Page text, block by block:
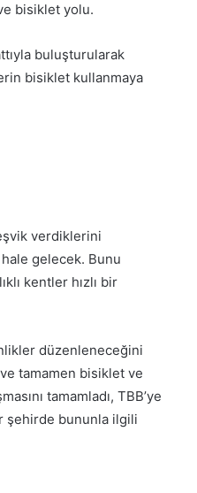
bisiklet yolu.
buluşturularak
bisiklet kullanmaya
verdiklerini
hale gelecek. Bunu
kentler hızlı bir
düzenleneceğini
tamamen bisiklet ve
tamamladı, TBB’ye
şehirde bununla ilgili